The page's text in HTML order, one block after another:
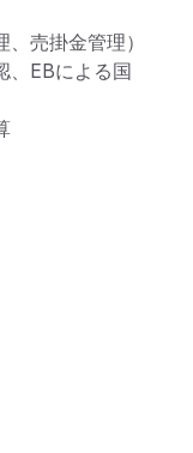
売掛金管理）
、EBによる国